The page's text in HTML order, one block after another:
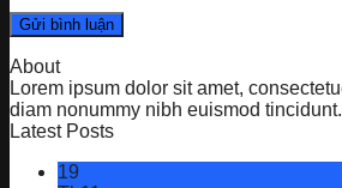
About
Lorem ipsum dolor sit amet,
diam nonummy nibh euismod tincidunt.
Latest Posts
19